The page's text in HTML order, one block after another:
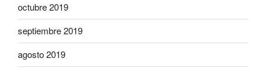
octubre 2019
septiembre 2019
agosto 2019